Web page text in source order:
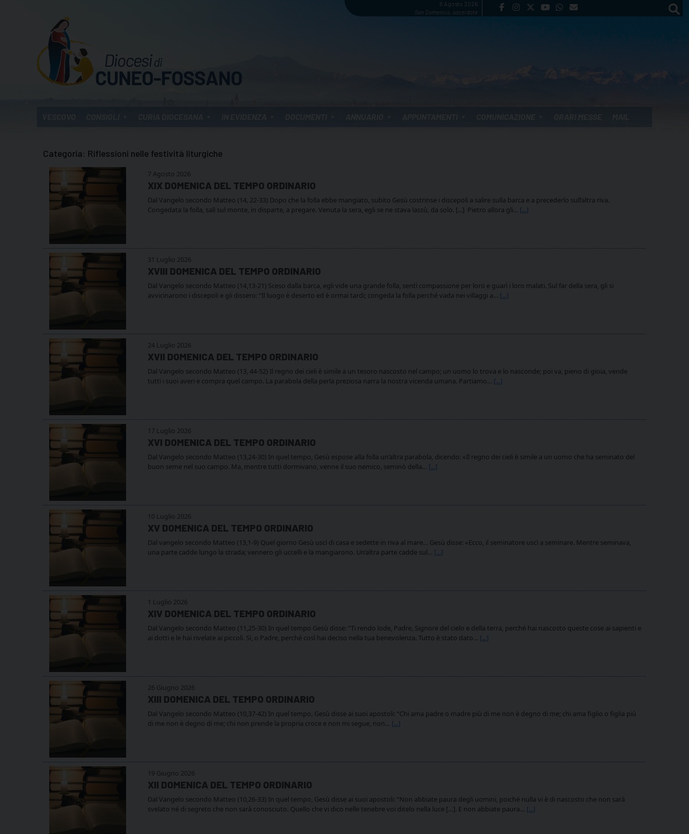
8 Agosto 2026
San Domenico, sacerdote
Categoria: Riflessioni nelle festività liturgiche
7 Agosto 2026
XIX DOMENICA DEL TEMPO ORDINARIO
Dal Vangelo secondo Matteo (14, 22-33) Dopo che la folla ebbe mangiato, subito Gesù costrinse i discepoli a salire sulla barca e a precederlo sull’altra riva.
Congedata la folla, salì sul monte, in disparte, a pregare. Venuta la sera, egli se ne stava lassù, da solo. [...] Pietro allora gli… [...]
31 Luglio 2026
XVIII DOMENICA DEL TEMPO ORDINARIO
Dal Vangelo secondo Matteo (14,13-21) Sceso dalla barca, egli vide una grande folla, sentì compassione per loro e guarì i loro malati. Sul far della sera, gli si
avvicinarono i discepoli e gli dissero: “Il luogo è deserto ed è ormai tardi; congeda la folla perché vada nei villaggi a… [...]
24 Luglio 2026
XVII DOMENICA DEL TEMPO ORDINARIO
Dal Vangelo secondo Matteo (13, 44-52) Il regno dei cieli è simile a un tesoro nascosto nel campo; un uomo lo trova e lo nasconde; poi va, pieno di gioia, vende
tutti i suoi averi e compra quel campo. La parabola della perla preziosa narra la nostra vicenda umana. Partiamo… [...]
17 Luglio 2026
XVI DOMENICA DEL TEMPO ORDINARIO
Dal Vangelo secondo Matteo (13,24-30) In quel tempo, Gesù espose alla folla un’altra parabola, dicendo: «Il regno dei cieli è simile a un uomo che ha seminato del
buon seme nel suo campo. Ma, mentre tutti dormivano, venne il suo nemico, seminò della… [...]
10 Luglio 2026
XV DOMENICA DEL TEMPO ORDINARIO
Dal vangelo secondo Matteo (13,1-9) Quel giorno Gesù uscì di casa e sedette in riva al mare… Gesù disse: «Ecco, il seminatore uscì a seminare. Mentre seminava,
una parte cadde lungo la strada; vennero gli uccelli e la mangiarono. Un’altra parte cadde sul… [...]
1 Luglio 2026
XIV DOMENICA DEL TEMPO ORDINARIO
Dal Vangelo secondo Matteo (11,25-30) In quel tempo Gesù disse: “Ti rendo lode, Padre, Signore del cielo e della terra, perché hai nascosto queste cose ai sapienti e
ai dotti e le hai rivelate ai piccoli. Sì, o Padre, perché così hai deciso nella tua benevolenza. Tutto è stato dato… [...]
26 Giugno 2026
XIII DOMENICA DEL TEMPO ORDINARIO
Dal Vangelo secondo Matteo (10,37-42) In quel tempo, Gesù disse ai suoi apostoli: “Chi ama padre o madre più di me non è degno di me; chi ama figlio o figlia più
di me non è degno di me; chi non prende la propria croce e non mi segue, non… [...]
19 Giugno 2026
XII DOMENICA DEL TEMPO ORDINARIO
Dal Vangelo secondo Matteo (10,26-33) In quel tempo, Gesù disse ai suoi apostoli: “Non abbiate paura degli uomini, poiché nulla vi è di nascosto che non sarà
svelato né di segreto che non sarà conosciuto. Quello che vi dico nelle tenebre voi ditelo nella luce […]. E non abbiate paura… [...]